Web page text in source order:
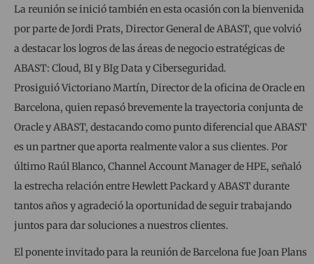
La reunión se inició también en esta ocasión con la bienvenida
por parte de Jordi Prats, Director General de ABAST, que volvió
a destacar los logros de las áreas de negocio estratégicas de
ABAST: Cloud, BI y BIg Data y Ciberseguridad.
Prosiguió Victoriano Martín, Director de la oficina de Oracle en
Barcelona, quien repasó brevemente la trayectoria conjunta de
Oracle y ABAST, destacando como punto diferencial que ABAST
es un partner que aporta realmente valor a sus clientes. Por
último Raúl Blanco, Channel Account Manager de HPE, señaló
la estrecha relación entre Hewlett Packard y ABAST durante
tantos años y agradeció la oportunidad de seguir trabajando
juntos para dar soluciones a nuestros clientes.
El ponente invitado para la reunión de Barcelona fue Joan Plans